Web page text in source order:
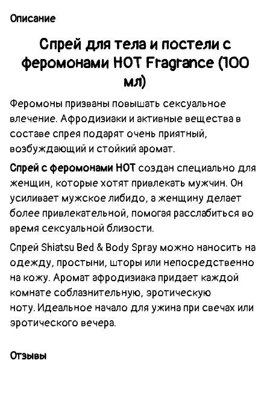
Описание
Спрей для тела и постели с
феромонами HOT Fragrance (100
мл)
Феромоны призваны повышать сексуальное
влечение. Афродизиаки и активные вещества в
составе спрея подарят очень приятный,
возбуждающий и стойкий аромат.
Спрей с феромонами НОТ создан специально для
женщин, которые хотят привлекать мужчин. Он
усиливает мужское либидо, а женщину делает
более привлекательной, помогая расслабиться во
время сексуальной близости.
Спрей Shiatsu Bed & Body Spray можно наносить на
одежду, простыни, шторы или непосредственно
на кожу. Аромат афродизиака придает каждой
комнате соблазнительную, эротическую
ноту. Идеальное начало для ужина при свечах или
эротического вечера.
Отзывы